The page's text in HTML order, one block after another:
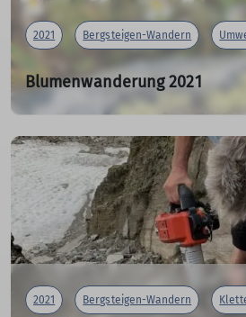
sollte sich anschließen.
2021 Bergsteigen-Wandern
Blumenwanderung 2021
08.08.2021
Drei Tage auf der Neuen
Kitzbühler Alpen
Wegen Murenabgängen in der
Aufstieg von der Gerlosstraße aus
mehr erfahren
2021 Bergsteigen-Wandern